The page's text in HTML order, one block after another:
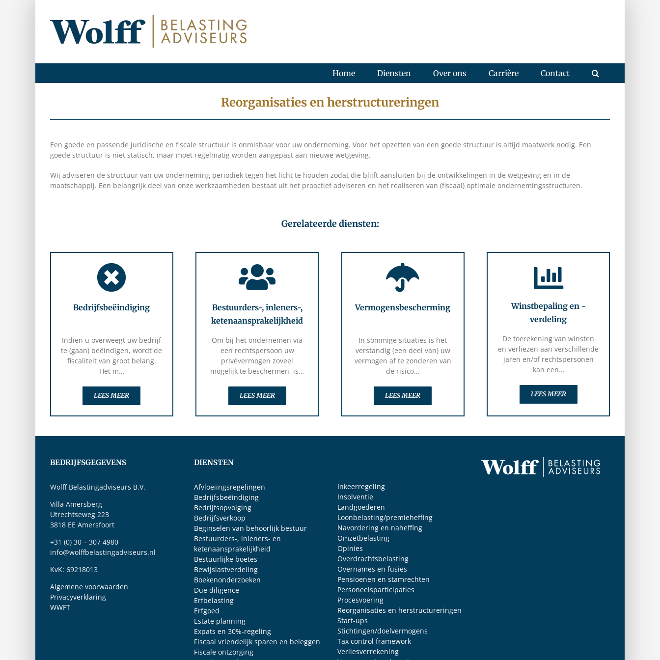
Home Diensten Over ons Carrière Contact
Reorganisaties en herstructureringen
Een goede en passende juridische en fiscale structuur is onmisbaar voor uw onderneming. Voor het opzetten van een goede structuur is altijd maatwerk nodig. Een
goede structuur is niet statisch, maar moet regelmatig worden aangepast aan nieuwe wetgeving.
Wij adviseren de structuur van uw onderneming periodiek tegen het licht te houden zodat die blijft aansluiten bij de ontwikkelingen in de wetgeving en in de
maatschappij. Een belangrijk deel van onze werkzaamheden bestaat uit het proactief adviseren en het realiseren van (fiscaal) optimale ondernemingsstructuren.
Gerelateerde diensten:
Bedrijfsbeëindiging
Indien u overweegt uw bedrijf
te (gaan) beëindigen, wordt de
fiscaliteit van groot belang.
Het m…
LEES MEER
Bestuurders-, inleners-,
ketenaansprakelijkheid
Om bij het ondernemen via
een rechtspersoon uw
privévermogen zoveel
mogelijk te beschermen, is…
LEES MEER
Vermogensbescherming
In sommige situaties is het
verstandig (een deel van) uw
vermogen af te zonderen van
de risico…
LEES MEER
Winstbepaling en -
verdeling
De toerekening van winsten
en verliezen aan verschillende
jaren en/of rechtspersonen
kan een…
LEES MEER
BEDRIJFSGEGEVENS
Wolff Belastingadviseurs B.V.
Villa Amersberg
Utrechtseweg 223
3818 EE Amersfoort
+31 (0) 30 – 307 4980
info@wolffbelastingadviseurs.nl
KvK: 69218013
Algemene voorwaarden
Privacyverklaring
WWFT
DIENSTEN
Afvloeiingsregelingen
Bedrijfsbeëindiging
Bedrijfsopvolging
Bedrijfsverkoop
Beginselen van behoorlijk bestuur
Bestuurders-, inleners- en
ketenaansprakelijkheid
Bestuurlijke boetes
Bewijslastverdeling
Boekenonderzoeken
Due diligence
Erfbelasting
Erfgoed
Estate planning
Expats en 30%-regeling
Fiscaal vriendelijk sparen en beleggen
Fiscale ontzorging
Inkeerregeling
Insolventie
Landgoederen
Loonbelasting/premieheffing
Navordering en naheffing
Omzetbelasting
Opinies
Overdrachtsbelasting
Overnames en fusies
Pensioenen en stamrechten
Personeelsparticipaties
Procesvoering
Reorganisaties en herstructureringen
Start-ups
Stichtingen/doelvermogens
Tax control framework
Verliesverrekening